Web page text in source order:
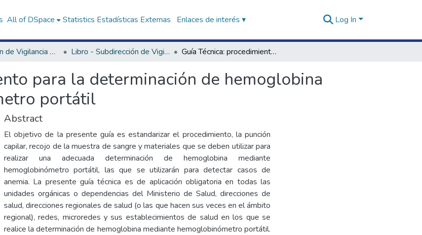
All of DSpace Statistics Estadísticas Externas Enlaces de interés ▾ Log In
Subdirección de Vigilancia Alimentaria y Nutricional Libro - Subdirección de Vigilancia Alimentaria y Nutricional Guía Técnica: procedimiento para la determinación de hemoglobina mediante hemoglobinómetro portátil
para la determinación de hemoglobina
portátil
Abstract
El objetivo de la presente guía es estandarizar el procedimiento, la punción
capilar, recojo de la muestra de sangre y materiales que se deben utilizar para
realizar una adecuada determinación de hemoglobina mediante
hemoglobinómetro portátil, las que se utilizarán para detectar casos de
anemia. La presente guía técnica es de aplicación obligatoria en todas las
unidades orgánicas o dependencias del Ministerio de Salud, direcciones de
salud, direcciones regionales de salud (o las que hacen sus veces en el ámbito
regional), redes, microredes y sus establecimientos de salud en los que se
realice la determinación de hemoglobina mediante hemoglobinómetro portátil.